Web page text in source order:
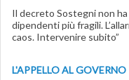
Il decreto Sostegni non
dipendenti più fragili.
caos. Intervenire subito”
L'APPELLO AL GOVERNO